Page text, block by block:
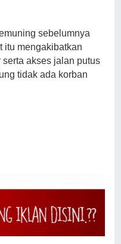
sebelumnya
itu mengakibatkan
akses jalan putus
tidak ada korban